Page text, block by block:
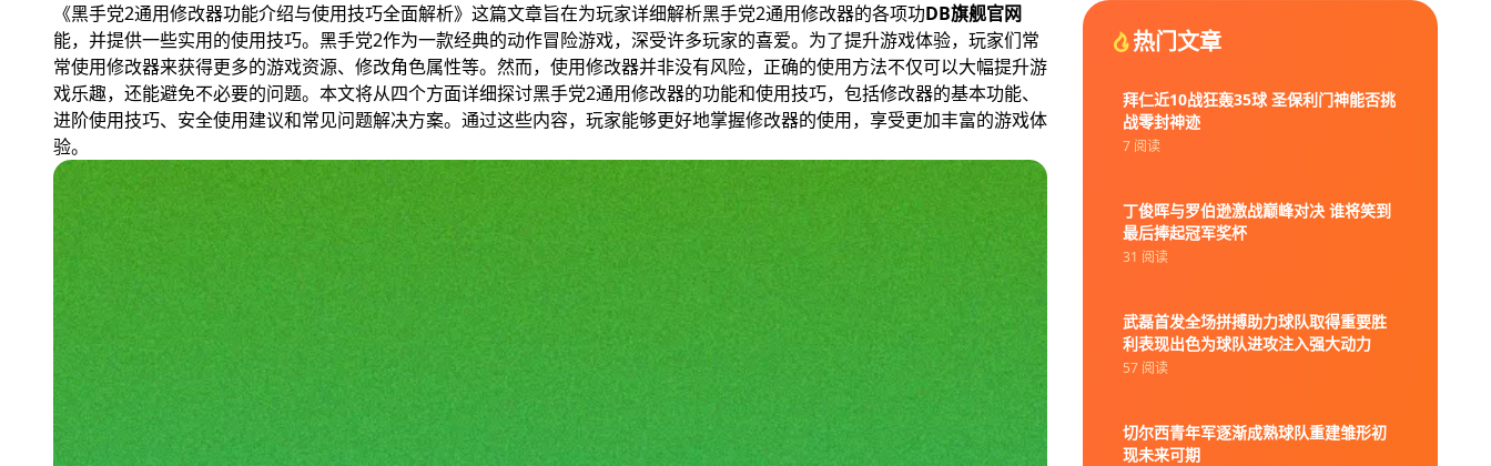
《黑手党2通用修改器功能介绍与使用技巧全面解析》这篇文章旨在为玩家详细解析黑手党2通用修改器的各项功DB旗舰官网
能，并提供一些实用的使用技巧。黑手党2作为一款经典的动作冒险游戏，深受许多玩家的喜爱。为了提升游戏体验，玩家们常
常使用修改器来获得更多的游戏资源、修改角色属性等。然而，使用修改器并非没有风险，正确的使用方法不仅可以大幅提升游
戏乐趣，还能避免不必要的问题。本文将从四个方面详细探讨黑手党2通用修改器的功能和使用技巧，包括修改器的基本功能、
进阶使用技巧、安全使用建议和常见问题解决方案。通过这些内容，玩家能够更好地掌握修改器的使用，享受更加丰富的游戏体
验。
热门文章
拜仁近10战狂轰35球 圣保利门神能否挑
战零封神迹
7 阅读
丁俊晖与罗伯逊激战巅峰对决 谁将笑到
最后捧起冠军奖杯
31 阅读
武磊首发全场拼搏助力球队取得重要胜
利表现出色为球队进攻注入强大动力
57 阅读
切尔西青年军逐渐成熟球队重建雏形初
现未来可期